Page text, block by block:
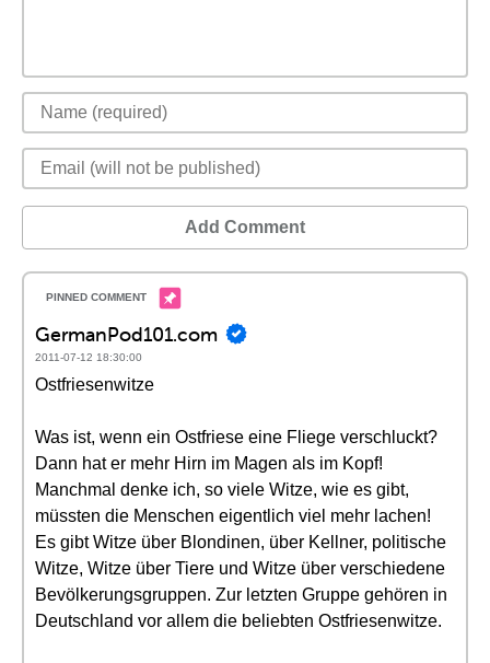
Add Comment
GermanPod101.com
2011-07-12 18:30:00
Ostfriesenwitze
Was ist, wenn ein Ostfriese eine Fliege verschluckt?
Dann hat er mehr Hirn im Magen als im Kopf!
Manchmal denke ich, so viele Witze, wie es gibt,
müssten die Menschen eigentlich viel mehr lachen!
Es gibt Witze über Blondinen, über Kellner, politische
Witze, Witze über Tiere und Witze über verschiedene
Bevölkerungsgruppen. Zur letzten Gruppe gehören in
Deutschland vor allem die beliebten Ostfriesenwitze.